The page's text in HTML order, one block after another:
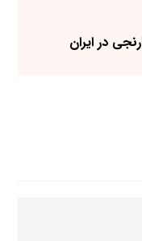
در ایران